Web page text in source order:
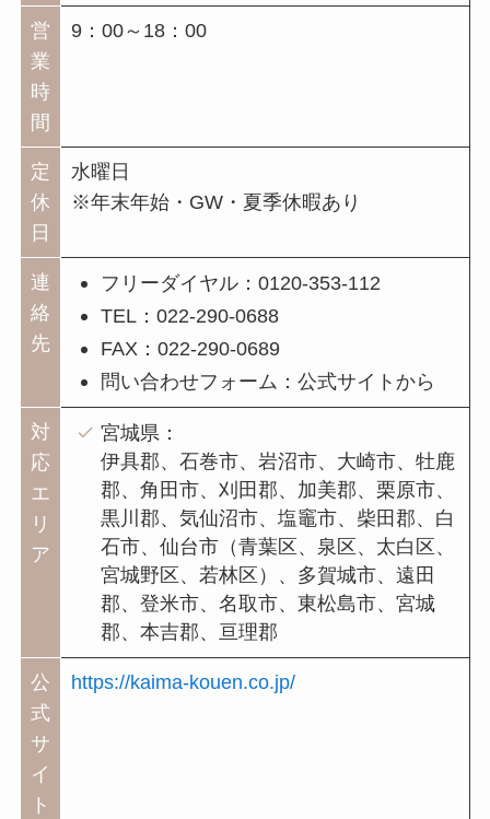
営
業
時
間
9：00～18：00
定
休
日
水曜日
※年末年始・GW・夏季休暇あり
連
絡
先
フリーダイヤル：0120-353-112
TEL：022-290-0688
FAX：022-290-0689
問い合わせフォーム：公式サイトから
対
応
エ
リ
ア
宮城県：
伊具郡、石巻市、岩沼市、大崎市、牡鹿
郡、角田市、刈田郡、加美郡、栗原市、
黒川郡、気仙沼市、塩竈市、柴田郡、白
石市、仙台市（青葉区、泉区、太白区、
宮城野区、若林区）、多賀城市、遠田
郡、登米市、名取市、東松島市、宮城
郡、本吉郡、亘理郡
公
式
サ
イ
ト
https://kaima-kouen.co.jp/